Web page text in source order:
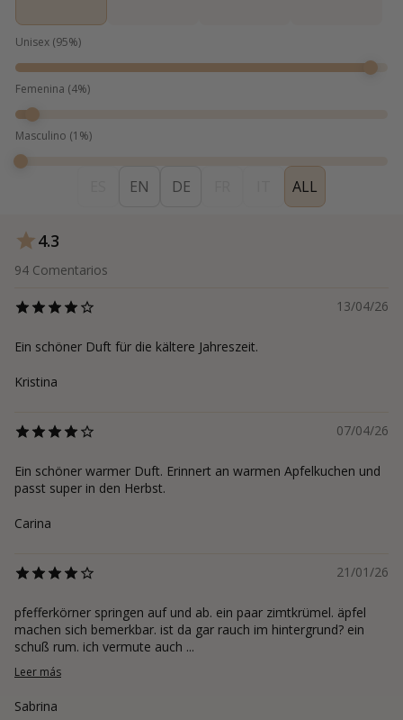
Unisex (95%)
Femenina (4%)
Masculino (1 %)
EN DE ALL
4.3
94 Comentarios
13/04/26
Ein schöner Duft für die kältere Jahreszeit.
Kristina
07/04/26
Ein schöner warmer Duft. Erinnert an warmen Apfelkuchen und
passt super in den Herbst.
Carina
21/01/26
pfefferkörner springen auf und ab. ein paar zimtkrümel. äpfel
machen sich bemerkbar. ist da gar rauch im hintergrund? ein
schuß rum. ich vermute auch ...
Leer más
Sabrina